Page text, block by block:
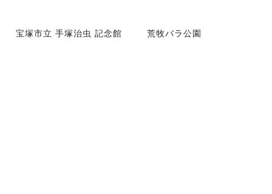
宝塚市立 手塚治虫 記念館 荒牧バラ公園